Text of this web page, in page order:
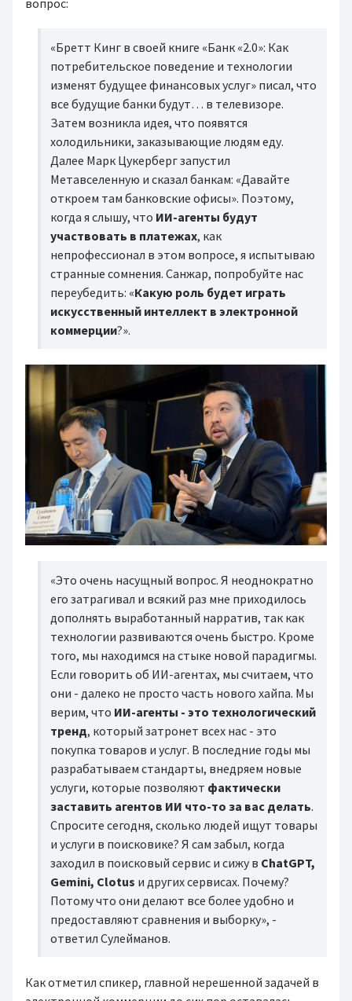
вопрос:
«Бретт Кинг в своей книге «Банк «2.0»: Как
потребительское поведение и технологии
изменят будущее финансовых услуг» писал, что
все будущие банки будут… в телевизоре.
Затем возникла идея, что появятся
холодильники, заказывающие людям еду.
Далее Марк Цукерберг запустил
Метавселенную и сказал банкам: «Давайте
откроем там банковские офисы». Поэтому,
когда я слышу, что ИИ-агенты будут
участвовать в платежах, как
непрофессионал в этом вопросе, я испытываю
странные сомнения. Санжар, попробуйте нас
переубедить: «Какую роль будет играть
искусственный интеллект в электронной
коммерции?».
«Это очень насущный вопрос. Я неоднократно
его затрагивал и всякий раз мне приходилось
дополнять выработанный нарратив, так как
технологии развиваются очень быстро. Кроме
того, мы находимся на стыке новой парадигмы.
Если говорить об ИИ-агентах, мы считаем, что
они - далеко не просто часть нового хайпа. Мы
верим, что ИИ-агенты - это технологический
тренд, который затронет всех нас - это
покупка товаров и услуг. В последние годы мы
разрабатываем стандарты, внедряем новые
услуги, которые позволяют фактически
заставить агентов ИИ что-то за вас делать.
Спросите сегодня, сколько людей ищут товары
и услуги в поисковике? Я сам забыл, когда
заходил в поисковый сервис и сижу в ChatGPT,
Gemini, Clotus и других сервисах. Почему?
Потому что они делают все более удобно и
предоставляют сравнения и выборку», -
ответил Сулейманов.
Как отметил спикер, главной нерешенной задачей в